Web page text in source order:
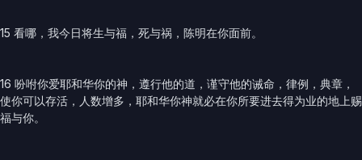
15 看哪，我今日将生与福，死与祸，陈明在你面前。
16 吩咐你爱耶和华你的神，遵行他的道，谨守他的诫命，律例，典章，
使你可以存活，人数增多，耶和华你神就必在你所要进去得为业的地上赐
福与你。